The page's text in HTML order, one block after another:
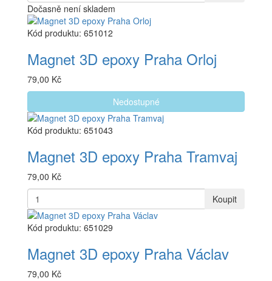
Dočasně není skladem
Kód produktu: 651012
Magnet 3D epoxy Praha Orloj
79,00 Kč
Nedostupné
Kód produktu: 651043
Magnet 3D epoxy Praha Tramvaj
79,00 Kč
Koupit
Kód produktu: 651029
Magnet 3D epoxy Praha Václav
79,00 Kč